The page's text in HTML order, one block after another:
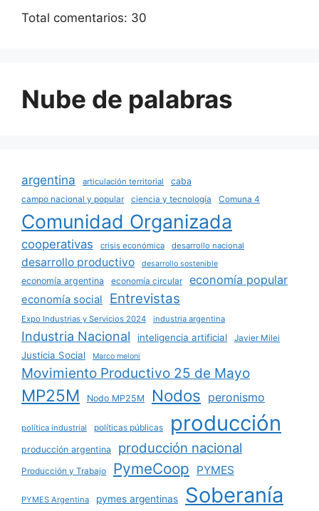
Total comentarios: 30
Nube de palabras
argentina articulación territorial
caba
campo nacional y popular
ciencia y tecnología Comuna 4
Comunidad Organizada
cooperativas crisis económica desarrollo nacional
desarrollo productivo desarrollo sostenible
economía argentina economía circular economía popular
economía social Entrevistas
Expo Industrias y Servicios 2024 industria argentina
Industria Nacional inteligencia artificial Javier Milei
Justicia Social Marco meloni
Movimiento Productivo 25 de Mayo
MP25M Nodo MP25M Nodos peronismo
política industrial políticas públicas producción
producción argentina producción nacional
Producción y Trabajo PymeCoop PYMES
PYMES Argentina pymes argentinas Soberanía